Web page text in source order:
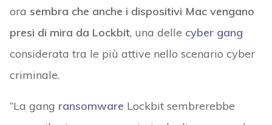
ora sembra che anche i dispositivi Mac vengano
presi di mira da Lockbit, una delle cyber gang
considerata tra le più attive nello scenario cyber
criminale.
“La gang ransomware Lockbit sembrerebbe